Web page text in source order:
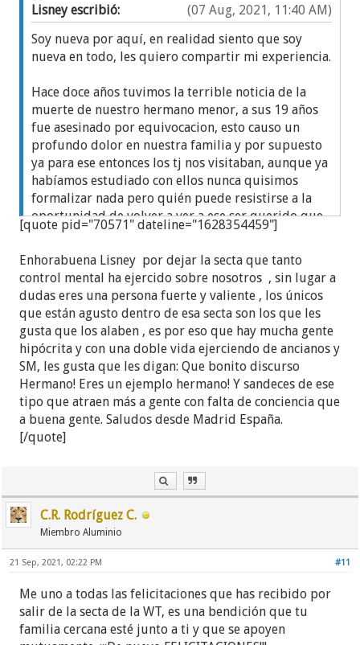
(07 Aug, 2021, 11:40 AM)
Lisney escribió:
Soy nueva por aquí, en realidad siento que soy
nueva en todo, les quiero compartir mi experiencia.
Hace doce años tuvimos la terrible noticia de la
muerte de nuestro hermano menor, a sus 19 años
fue asesinado por equivocacion, esto causo un
profundo dolor en nuestra familia y por supuesto
ya para ese entonces los tj nos visitaban, aunque ya
habíamos estudiado con ellos nunca quisimos
formalizar nada pero quién puede resistirse a la
oportunidad de volver a ver a ese ser querido que
perdimos, para ese entonces fue un completo
recibimos por parte de los tj. primero empecé yo a
"progresar espiritualmente" siempre con la meta
de ganarme el paraíso a cuesta de todo al fin y al
cabo estar en los tj era la única manera de volver a
ver a mi querido hermano.
Me nombraron publicadora y empecé a hacer todo
lo que decía la organización a fin de atraer a mi
esposo y a mis padres, no perdía la oportunidad de
"predicarles" tanto fue a si que solo 4 años más
tarde ya mi esposo, mi papá, mi mamá, mi hermano
bautizados y mis 2 hijos se hicieron publicadores.
Después del bautismo todo empezó a cambiar,
empezamos a simplificar nuestra vida a fin de
hacer más en el servicio (lo que hoy llamo
proselitismo religioso) y porsupuesto que
empezamos a progresar dentro de la organización
mi esposo fue nombrado hace 5 años siervo
ministerial, y hace 4 años nombraron también a mi
papá SM y a mi madre precursora regular.
[quote pid="70571" dateline="1628354459"]
Enhorabuena Lisney por dejar la secta que tanto
control mental ha ejercido sobre nosotros , sin lugar a
dudas eres una persona fuerte y valiente , los únicos
que están agusto dentro de esa secta son los que les
gusta que los alaben , es por eso que hay mucha gente
hipócrita y con una doble vida ejerciendo de ancianos y
SM, les gusta que les digan: Que bonito discurso
Hermano! Eres un ejemplo hermano! Y sandeces de ese
tipo que atraen más a gente con falta de conciencia que
a buena gente. Saludos desde Madrid España.
[/quote]
C.R. Rodríguez C.
Miembro Aluminio
#11
21 Sep, 2021, 02:22 PM
Me uno a todas las felicitaciones que has recibido por
salir de la secta de la WT, es una bendición que tu
familia cercana esté junto a ti y que se apoyen